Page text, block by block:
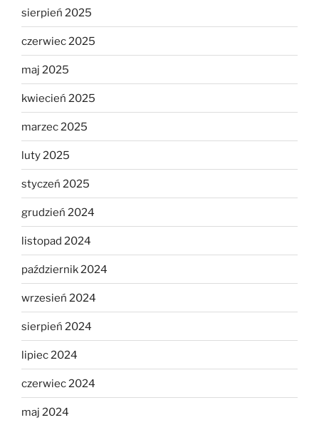
sierpień 2025
czerwiec 2025
maj 2025
kwiecień 2025
marzec 2025
luty 2025
styczeń 2025
grudzień 2024
listopad 2024
październik 2024
wrzesień 2024
sierpień 2024
lipiec 2024
czerwiec 2024
maj 2024